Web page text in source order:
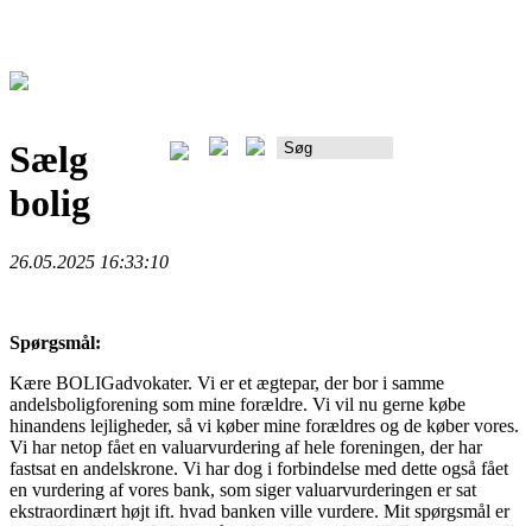
Sælg
bolig
26.05.2025 16:33:10
Spørgsmål:
Kære BOLIGadvokater. Vi er et ægtepar, der bor i samme
andelsboligforening som mine forældre. Vi vil nu gerne købe
hinandens lejligheder, så vi køber mine forældres og de køber vores.
Vi har netop fået en valuarvurdering af hele foreningen, der har
fastsat en andelskrone. Vi har dog i forbindelse med dette også fået
en vurdering af vores bank, som siger valuarvurderingen er sat
ekstraordinært højt ift. hvad banken ville vurdere. Mit spørgsmål er